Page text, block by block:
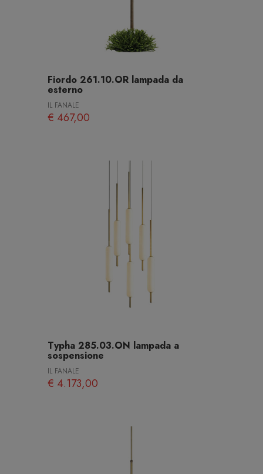
Fiordo 261.10.OR lampada da
esterno
IL FANALE
€ 467,00
Typha 285.03.ON lampada a
sospensione
IL FANALE
€ 4.173,00